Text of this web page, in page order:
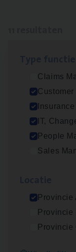
Claims
IT,
People
Sales
Provincie
Provincie
Provincie
(Agi­le)IT
IT, Change &
Antwerpen
Advisor/​
Beveren